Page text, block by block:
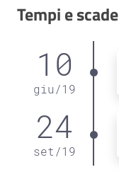
Tempi e
10
giu /19
24
set /19